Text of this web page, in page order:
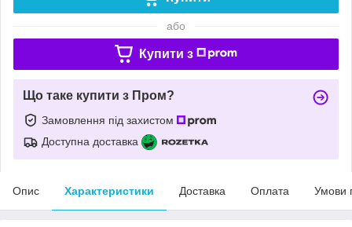
або
Купити з
Що таке купити з Пром?
Замовлення під захистом
Доступна доставка
Опис Характеристики Доставка Оплата Умови